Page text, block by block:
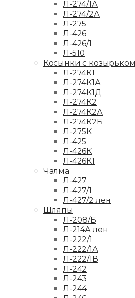
Л-274/1А
Л-274/2А
Л-275
Л-426
Л-426/1
Л-510
Косынки с козырьком
Л-274К1
Л-274К1А
Л-274К1Д
Л-274К2
Л-274К2А
Л-274К2Б
Л-275К
Л-425
Л-426К
Л-426К1
Чалма
Л-427
Л-427/1
Л-427/2 лен
Шляпы
Л-208/Б
Л-214А лен
Л-222/1
Л-222/1А
Л-222/1В
Л-242
Л-243
Л-244